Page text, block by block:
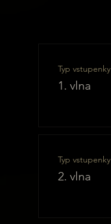
Typ vstupenky
1. vlna
Typ vstupenky
2. vlna